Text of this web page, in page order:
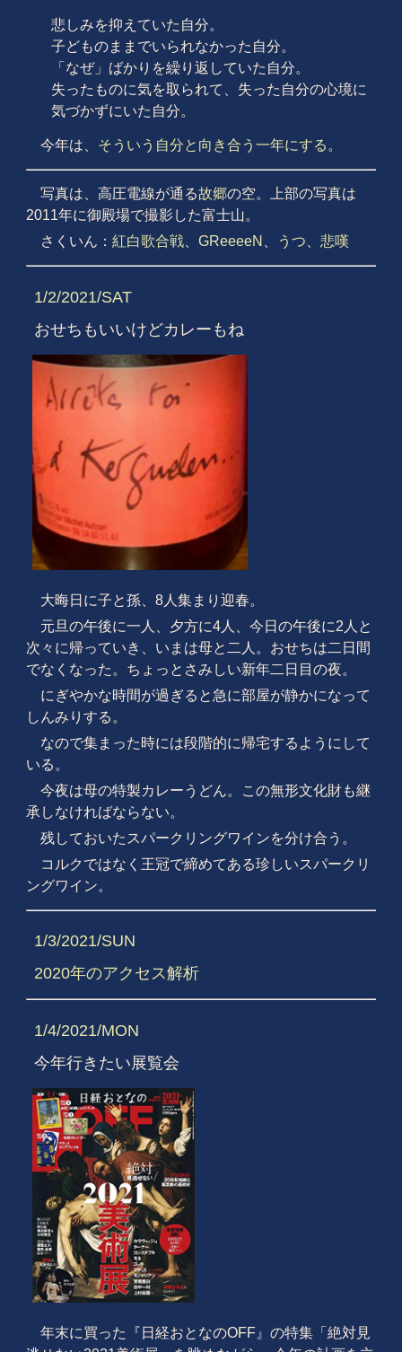
悲しみを抑えていた自分。
子どものままでいられなかった自分。
「なぜ」ばかりを繰り返していた自分。
失ったものに気を取られて、失った自分の心境に
気づかずにいた自分。
今年は、 そういう自分と向き合う一年にする。
写真は、高圧電線が通る故郷の空。上部の写真は
2011年に御殿場で撮影した富士山。
さくいん： 紅白歌合戦、 GReeeeN 、 うつ、 悲嘆
1/2/2021/SAT
おせちもいいけどカレーもね
大晦日に子と孫、8人集まり迎春。
元旦の午後に一人、夕方に4人、今日の午後に2人と
次々に帰っていき、いまは母と二人。おせちは二日間
でなくなった。ちょっとさみしい新年二日目の夜。
にぎやかな時間が過ぎると急に部屋が静かになって
しんみりする。
なので集まった時には段階的に帰宅するようにして
いる。
今夜は母の特製カレーうどん。この無形文化財も継
承しなければならない。
残しておいたスパークリングワインを分け合う。
コルクではなく王冠で締めてある珍しいスパークリ
ングワイン。
1/3/2021/SUN
2020年のアクセス解析
1/4/2021/MON
今年行きたい展覧会
年末に買った『日経おとなのOFF』の特集「絶対見